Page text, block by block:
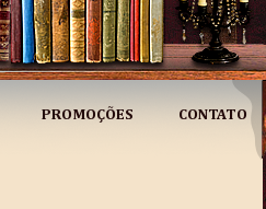
PROMOÇÕES CONTATO